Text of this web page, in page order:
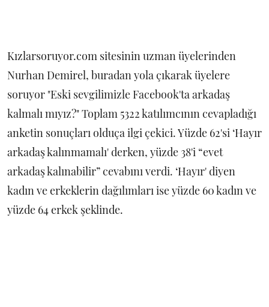
Kızlarsoruyor.com sitesinin uzman üyelerinden
Nurhan Demirel, buradan yola çıkarak üyelere
soruyor "Eski sevgilimizle Facebook'ta arkadaş
kalmalı mıyız?"Toplam 5322 katılımcının cevapladığı
anketin sonuçları olduça ilgi çekici. Yüzde 62'si ‘Hayır
arkadaş kalınmamalı' derken, yüzde 38'i “evet
arkadaş kalınabilir” cevabını verdi. ‘Hayır' diyen
kadın ve erkeklerin dağılımları ise yüzde 60 kadın ve
yüzde 64 erkek şeklinde.